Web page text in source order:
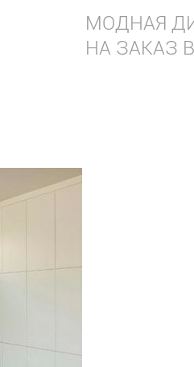
МОДНАЯ
НА ЗАКАЗ